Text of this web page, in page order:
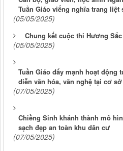
Tuần Giáo viếng nghĩa trang liệt
(05/05/2025)
Chung kết cuộc thi Hương
(05/05/2025)
Tuần Giáo đẩy mạnh hoạt động
diễn văn hóa, văn nghệ tại cơ sở
(07/05/2025)
Chiềng Sinh khánh thành mô
sạch đẹp an toàn khu dân cư
(07/05/2025)